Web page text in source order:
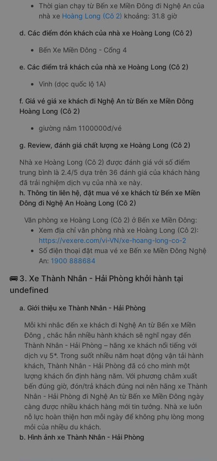
Thời gian chạy từ Bến xe Miền Đông đi Nghệ An của
nhà xe Hoàng Long (Cô 2) khoảng: 31.8 giờ
d. Các điểm đón khách của nhà xe Hoàng Long (Cô 2)
Bến Xe Miền Đông - Cổng 4
e. Các điểm trả khách của nhà xe Hoàng Long (Cô 2)
Vinh (dọc quốc lộ 1A)
f. Giá vé giá xe khách đi Nghệ An từ Bến xe Miền Đông
Hoàng Long (Cô 2)
giường nằm 1100000đ/vé
g. Review, đánh giá chất lượng xe Hoàng Long (Cô 2)
Nhà xe Hoàng Long (Cô 2) được đánh giá với số điểm
trung bình là 2.4/5 dựa trên 36 đánh giá của khách hàng
đã trải nghiệm dịch vụ của nhà xe này.
h. Thông tin liên hệ, đặt mua vé xe khách từ Bến xe Miền
Đông đi Nghệ An Hoàng Long (Cô 2)
Văn phòng xe Hoàng Long (Cô 2) ở Bến xe Miền Đông:
Xem địa chỉ văn phòng nhà xe Hoàng Long (Cô 2):
https://vexere.com/vi-VN/xe-hoang-long-co-2
Số điện thoại đặt mua vé xe Bến xe Miền Đông Nghệ
An: 1900 888684
🚌 3. Xe Thành Nhân - Hải Phòng khởi hành tại
undefined
a. Giới thiệu xe Thành Nhân - Hải Phòng
Mỗi khi nhắc đến xe khách đi Nghệ An từ Bến xe Miền
Đông , chắc hẳn nhiều hành khách sẽ nghĩ ngay đến
Thành Nhân - Hải Phòng – hãng xe khách nổi tiếng với
dịch vụ 5*. Trong suốt nhiều năm hoạt động vận tải hành
khách, Thành Nhân - Hải Phòng đã có cho mình một
lượng khách ổn định hàng năm. Với phương châm xuất
bến đúng giờ, đón/trả khách đúng nơi nên hãng xe Thành
Nhân - Hải Phòng đi Nghệ An từ Bến xe Miền Đông ngày
càng được nhiều khách hàng mới tin tưởng. Nhà xe luôn
nỗ lực hoàn thiện hơn mỗi ngày để không phụ lòng mong
mỏi của nhiều du khách.
b. Hình ảnh xe Thành Nhân - Hải Phòng